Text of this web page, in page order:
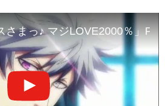
まっ♪ マジLOVE2000％」PV